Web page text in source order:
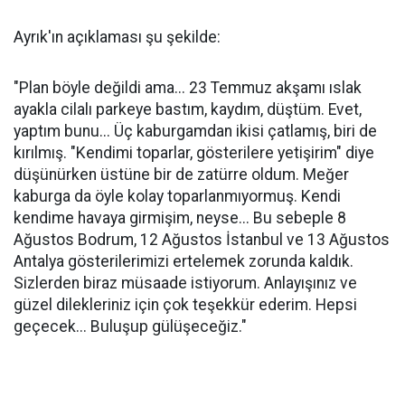
Ayrık'ın açıklaması şu şekilde:
"Plan böyle değildi ama... 23 Temmuz akşamı ıslak
ayakla cilalı parkeye bastım, kaydım, düştüm. Evet,
yaptım bunu... Üç kaburgamdan ikisi çatlamış, biri de
kırılmış. "Kendimi toparlar, gösterilere yetişirim" diye
düşünürken üstüne bir de zatürre oldum. Meğer
kaburga da öyle kolay toparlanmıyormuş. Kendi
kendime havaya girmişim, neyse... Bu sebeple 8
Ağustos Bodrum, 12 Ağustos İstanbul ve 13 Ağustos
Antalya gösterilerimizi ertelemek zorunda kaldık.
Sizlerden biraz müsaade istiyorum. Anlayışınız ve
güzel dilekleriniz için çok teşekkür ederim. Hepsi
geçecek... Buluşup gülüşeceğiz."